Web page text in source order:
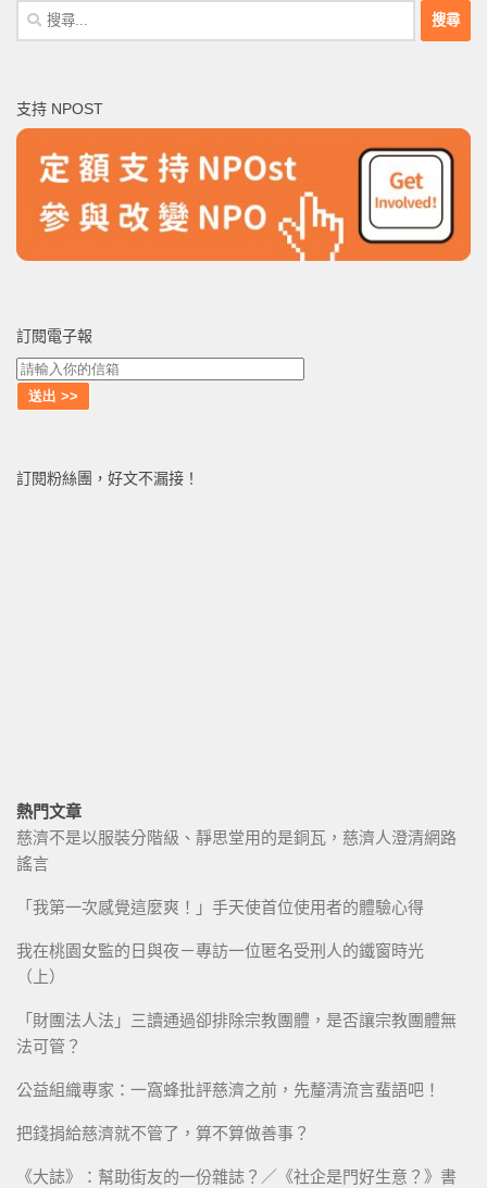
搜
尋
字:
支持 NPOST
訂閱電子報
訂閱粉絲團，好文不漏接！
熱門文章
慈濟不是以服裝分階級、靜思堂用的是銅瓦，慈濟人澄清網路
謠言
「我第一次感覺這麼爽！」手天使首位使用者的體驗心得
我在桃園女監的日與夜－專訪一位匿名受刑人的鐵窗時光
（上）
「財團法人法」三讀通過卻排除宗教團體，是否讓宗教團體無
法可管？
公益組織專家：一窩蜂批評慈濟之前，先釐清流言蜚語吧！
把錢捐給慈濟就不管了，算不算做善事？
《大誌》：幫助街友的一份雜誌？／《社企是門好生意？》書